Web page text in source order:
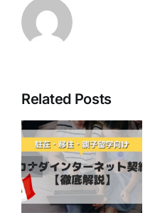
Related Posts
最近人気の
「Nothing
Phone」はカナ
ダで使える？ ～
Bell ・ Virgin
Plus ・ Lucky